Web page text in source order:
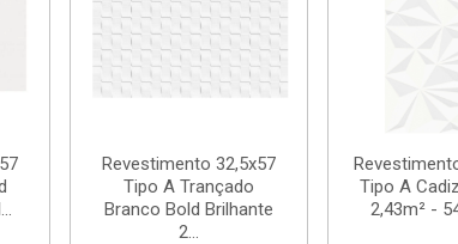
Revestimento 32,5x57
Tipo A Trançado
Branco Bold Brilhante
2...
Tipo A
2,43m² -